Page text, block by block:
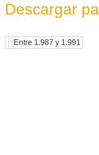
Descargar
Entre 1.987 y 1.991